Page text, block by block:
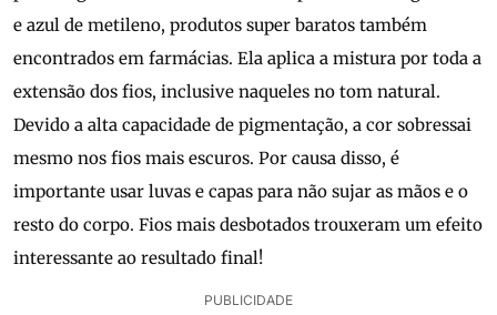
e azul de metileno, produtos super baratos também
encontrados em farmácias. Ela aplica a mistura por toda a
extensão dos fios, inclusive naqueles no tom natural.
Devido a alta capacidade de pigmentação, a cor sobressai
mesmo nos fios mais escuros. Por causa disso, é
importante usar luvas e capas para não sujar as mãos e o
resto do corpo. Fios mais desbotados trouxeram um efeito
interessante ao resultado final!
PUBLICIDADE